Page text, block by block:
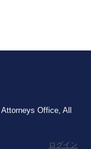
Office, All
ログイン